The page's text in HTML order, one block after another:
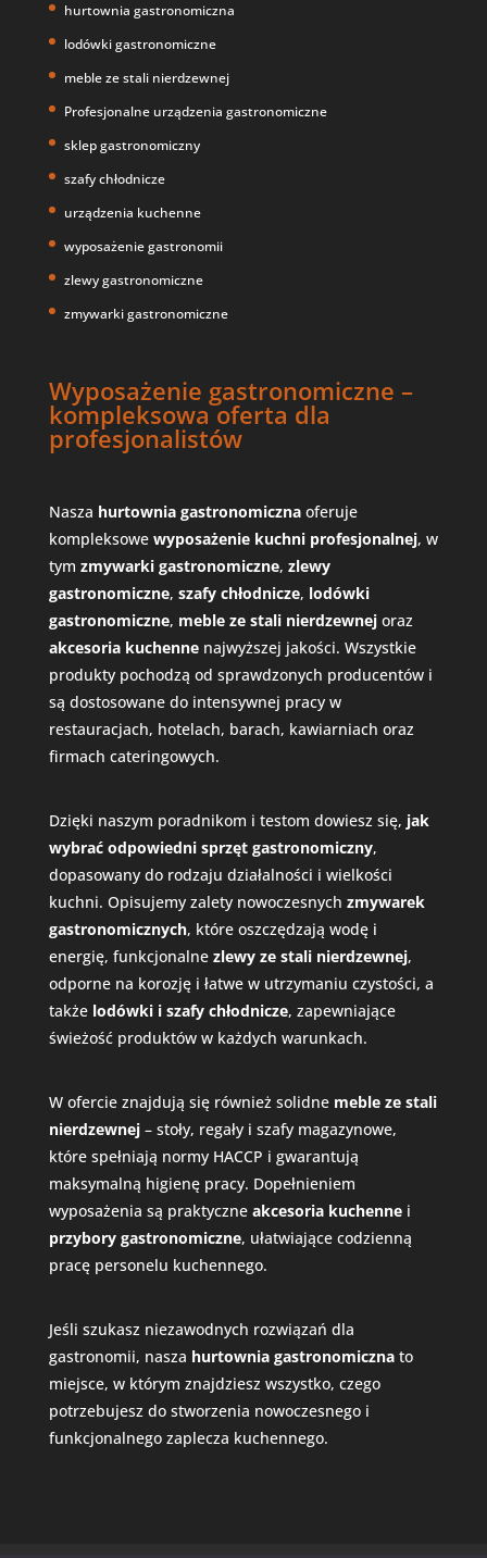
hurtownia gastronomiczna
lodówki gastronomiczne
meble ze stali nierdzewnej
Profesjonalne urządzenia gastronomiczne
sklep gastronomiczny
szafy chłodnicze
urządzenia kuchenne
wyposażenie gastronomii
zlewy gastronomiczne
zmywarki gastronomiczne
Wyposażenie gastronomiczne –
kompleksowa oferta dla
profesjonalistów
Nasza hurtownia gastronomicznaoferuje
kompleksowe wyposażenie kuchni profesjonalnej, w
tym zmywarki gastronomiczne, zlewy
gastronomiczne, szafy chłodnicze, lodówki
gastronomiczne, meble ze stali nierdzewnejoraz
akcesoria kuchennenajwyższej jakości. Wszystkie
produkty pochodzą od sprawdzonych producentów i
są dostosowane do intensywnej pracy w
restauracjach, hotelach, barach, kawiarniach oraz
firmach cateringowych.
Dzięki naszym poradnikom i testom dowiesz się, jak
wybrać odpowiedni sprzęt gastronomiczny,
dopasowany do rodzaju działalności i wielkości
kuchni. Opisujemy zalety nowoczesnych zmywarek
gastronomicznych, które oszczędzają wodę i
energię, funkcjonalne zlewy ze stali nierdzewnej,
odporne na korozję i łatwe w utrzymaniu czystości, a
także lodówki i szafy chłodnicze, zapewniające
świeżość produktów w każdych warunkach.
W ofercie znajdują się również solidne meble ze stali
nierdzewnej– stoły, regały i szafy magazynowe,
które spełniają normy HACCP i gwarantują
maksymalną higienę pracy. Dopełnieniem
wyposażenia są praktyczne akcesoria kuchennei
przybory gastronomiczne, ułatwiające codzienną
pracę personelu kuchennego.
Jeśli szukasz niezawodnych rozwiązań dla
gastronomii, nasza hurtownia gastronomicznato
miejsce, w którym znajdziesz wszystko, czego
potrzebujesz do stworzenia nowoczesnego i
funkcjonalnego zaplecza kuchennego.